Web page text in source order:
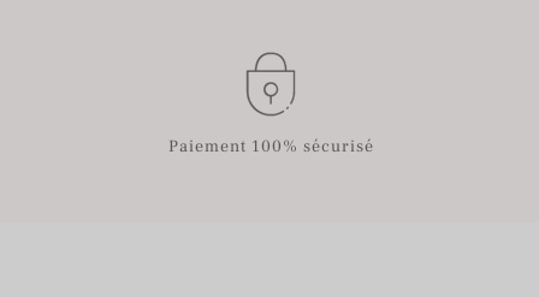
Paiement 100% sécurisé